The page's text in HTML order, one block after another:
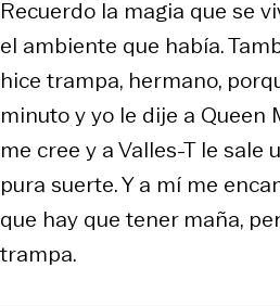
Recuerdo la magia que se
el ambiente que había.
hice trampa, hermano,
minuto y yo le dije a Queen
me cree y a Valles-T le sale
pura suerte. Y a mí me
que hay que tener maña,
trampa.